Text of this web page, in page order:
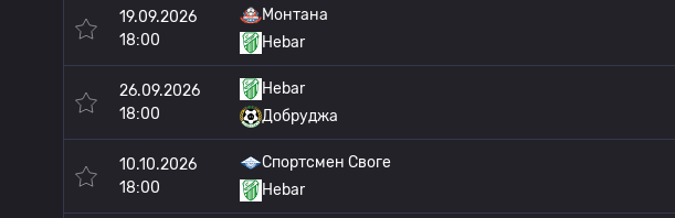
19.09.2026
18:00
Монтана
Hebar
26.09.2026
18:00
Hebar
Добруджа
10.10.2026
18:00
Спортсмен Своге
Hebar